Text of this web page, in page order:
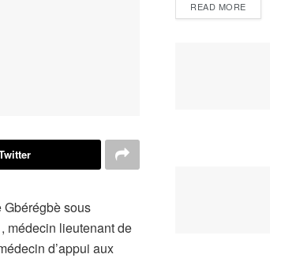
Gbérégbè sous
médecin lieutenant de
d’appui aux
READ MORE